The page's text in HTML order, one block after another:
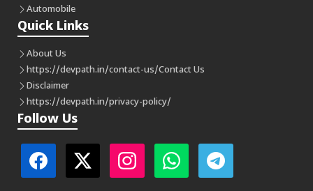
Automobile
Quick Links
About Us
https://devpath.in/contact-us/Contact Us
Disclaimer
https://devpath.in/privacy-policy/
Follow Us